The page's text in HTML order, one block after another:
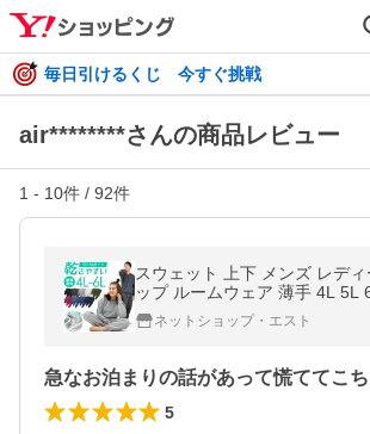
毎日引けるくじ 今すぐ挑戦
air********さんの商品レビュー
1 - 10件 / 92件
スウェット 上下 メンズ レデ
ップ ルームウェア 薄手 4L 5L
ズ 父の日
ネットショップ・エスト
5